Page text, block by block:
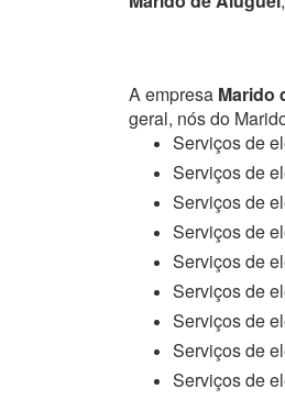
A empresa Marido
geral, nós do
Serviços de
Serviços de
Serviços de
Serviços de
Serviços de
Serviços de
Serviços de
Serviços de
Serviços de